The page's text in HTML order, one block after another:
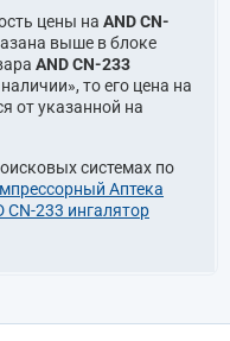
цены на AND CN-
выше в блоке
AND CN-233
то его цена на
от указанной на
системах по
Аптека
233 ингалятор